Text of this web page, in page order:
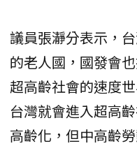
議員張瀞分表示，
的老人國，國發會
超高齡社會的速度
台灣就會進入超高
高齡化，但中高齡